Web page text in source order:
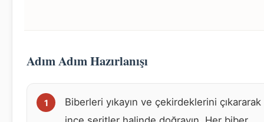
Adım Adım Hazırlanışı
Biberleri yıkayın ve çekirdeklerini çıkararak